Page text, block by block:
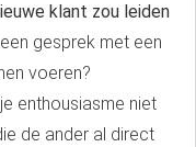
klant zou leiden
gesprek met een
voeren?
enthousiasme niet
de ander al direct